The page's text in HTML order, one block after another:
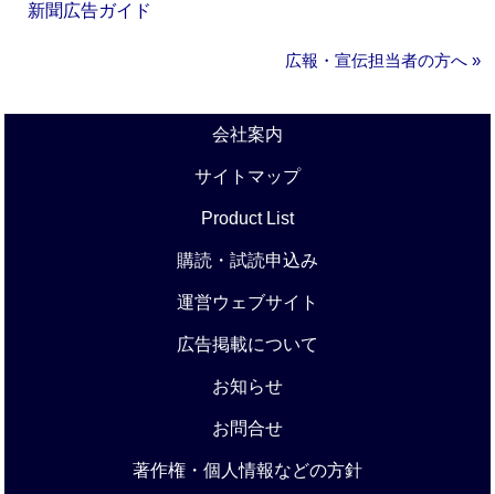
新聞広告ガイド
広報・宣伝担当者の方へ »
会社案内
サイトマップ
Product List
購読・試読申込み
運営ウェブサイト
広告掲載について
お知らせ
お問合せ
著作権・個人情報などの方針